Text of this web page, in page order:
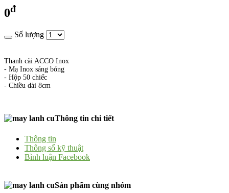
0đ
Số lượng
Thanh cài ACCO Inox
- Mạ Inox sáng bóng
- Hộp 50 chiếc
- Chiều dài 8cm
Thông tin chi tiết
Thông tin
Thông số kỹ thuật
Bình luận Facebook
Sản phẩm cùng nhóm